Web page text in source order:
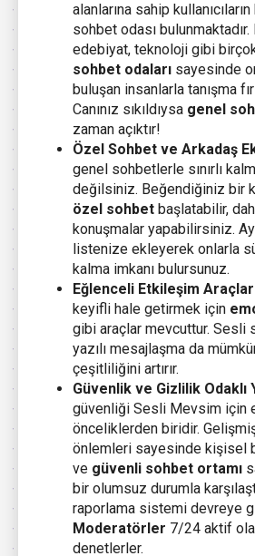
alanlarına sahip
sohbet odası
edebiyat, teknoloji gibi
sohbet odaları sayesinde
buluşan insanlarla tanışma
Canınız sıkıldıysa genel
zaman açıktır!
Özel Sohbet ve Arkadaş
genel sohbetlerle sınırlı
değilsiniz. Beğendiğiniz bir
özel sohbet başlatabilir,
konuşmalar yapabilirsiniz.
listenize ekleyerek onlarla
kalma imkanı bulursunuz.
Eğlenceli Etkileşim
keyifli hale getirmek için
gibi araçlar mevcuttur. Sesli
yazılı mesajlaşma da
çeşitliliğini artırır.
Güvenlik ve Gizlilik Odaklı
güvenliği Sesli Mevsim için
önceliklerden biridir.
önlemleri sayesinde kişisel
ve güvenli sohbet ortamı
bir olumsuz durumla
raporlama sistemi devreye
Moderatörler 7/24 aktif
denetlerler.